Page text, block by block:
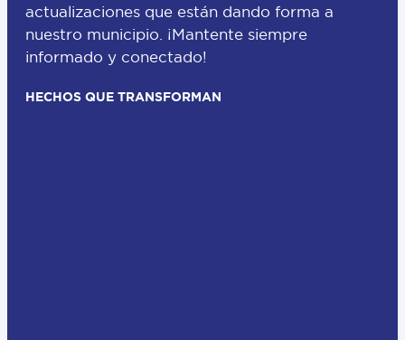
actualizaciones que están dando forma a
nuestro municipio. ¡Mantente siempre
informado y conectado!
HECHOS QUE TRANSFORMAN